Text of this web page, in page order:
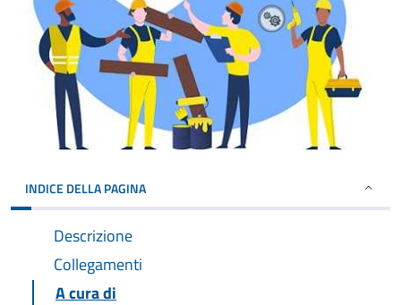
INDICE DELLA PAGINA
Descrizione
Collegamenti
A cura di